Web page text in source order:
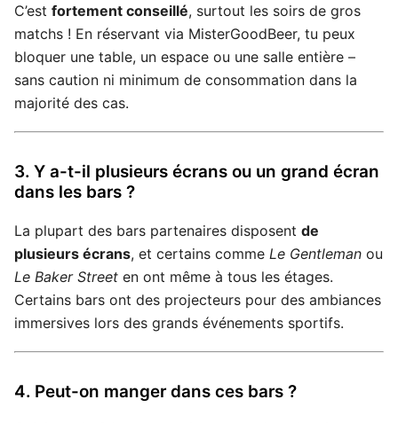
C’est fortement conseillé, surtout les soirs de gros
matchs ! En réservant via MisterGoodBeer, tu peux
bloquer une table, un espace ou une salle entière –
sans caution ni minimum de consommation dans la
majorité des cas.
3. Y a-t-il plusieurs écrans ou un grand écran
dans les bars ?
La plupart des bars partenaires disposent de
plusieurs écrans, et certains comme Le Gentleman ou
Le Baker Street en ont même à tous les étages.
Certains bars ont des projecteurs pour des ambiances
immersives lors des grands événements sportifs.
4. Peut-on manger dans ces bars ?